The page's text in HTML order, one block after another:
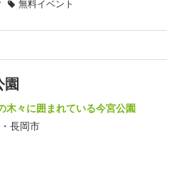
無料イベント
園
木々に囲まれている今宮公園
長岡市